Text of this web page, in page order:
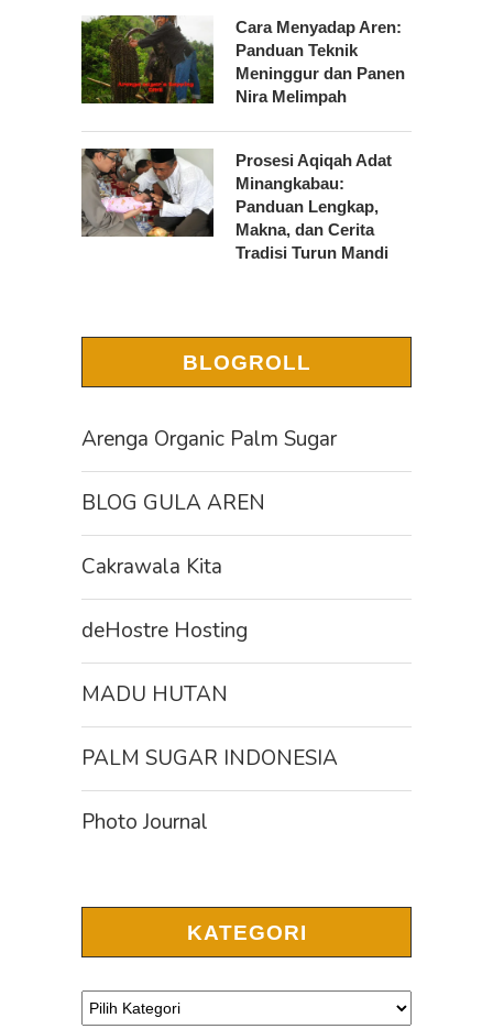
Cara Menyadap Aren:
Panduan Teknik
Meninggur dan Panen
Nira Melimpah
Prosesi Aqiqah Adat
Minangkabau:
Panduan Lengkap,
Makna, dan Cerita
Tradisi Turun Mandi
BLOGROLL
Arenga Organic Palm Sugar
BLOG GULA AREN
Cakrawala Kita
deHostre Hosting
MADU HUTAN
PALM SUGAR INDONESIA
Photo Journal
KATEGORI